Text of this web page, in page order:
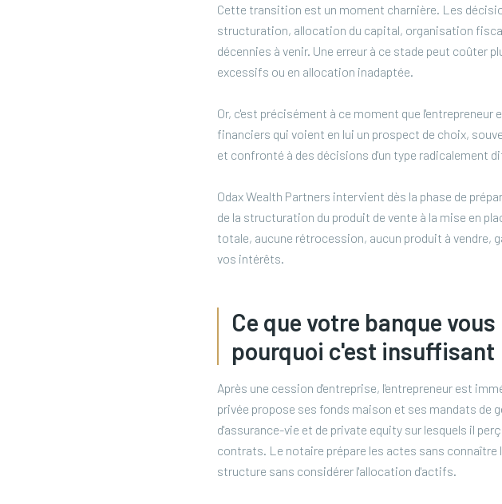
Cette transition est un moment charnière. Les
structuration, allocation du capital, organisation
décennies à venir. Une erreur à ce stade peut coûter
excessifs ou en allocation inadaptée.
Or, c'est précisément à ce moment que
financiers qui voient en lui un prospect de choix,
et confronté à des décisions d'un type radicalement
Odax Wealth Partners intervient dès la phase de
de la structuration du produit de vente à la mise en
totale, aucune rétrocession, aucun produit à
vos intérêts.
Ce que votre banque
pourquoi c'est insuffisant
Après une cession d'entreprise, l'entrepreneur est
privée propose ses fonds maison et ses mandats de
d'assurance-vie et de private equity sur lesquels il
contrats. Le notaire prépare les actes sans
structure sans considérer l'allocation d'actifs.